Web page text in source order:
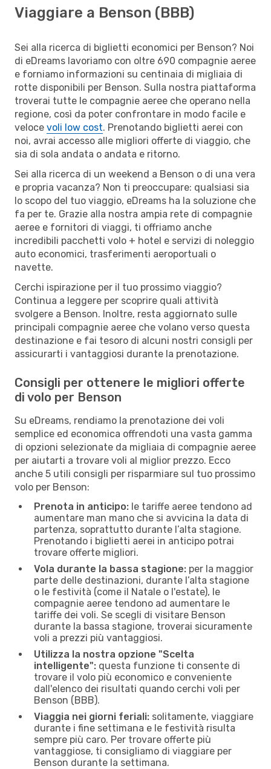
Viaggiare a Benson (BBB)
Sei alla ricerca di biglietti economici per Benson? Noi
di eDreams lavoriamo con oltre 690 compagnie aeree
e forniamo informazioni su centinaia di migliaia di
rotte disponibili per Benson. Sulla nostra piattaforma
troverai tutte le compagnie aeree che operano nella
regione, così da poter confrontare in modo facile e
veloce voli low cost. Prenotando biglietti aerei con
noi, avrai accesso alle migliori offerte di viaggio, che
sia di sola andata o andata e ritorno.
Sei alla ricerca di un weekend a Benson o di una vera
e propria vacanza? Non ti preoccupare: qualsiasi sia
lo scopo del tuo viaggio, eDreams ha la soluzione che
fa per te. Grazie alla nostra ampia rete di compagnie
aeree e fornitori di viaggi, ti offriamo anche
incredibili pacchetti volo + hotel e servizi di noleggio
auto economici, trasferimenti aeroportuali o
navette.
Cerchi ispirazione per il tuo prossimo viaggio?
Continua a leggere per scoprire quali attività
svolgere a Benson. Inoltre, resta aggiornato sulle
principali compagnie aeree che volano verso questa
destinazione e fai tesoro di alcuni nostri consigli per
assicurarti i vantaggiosi durante la prenotazione.
Consigli per ottenere le migliori offerte
di volo per Benson
Su eDreams, rendiamo la prenotazione dei voli
semplice ed economica offrendoti una vasta gamma
di opzioni selezionate da migliaia di compagnie aeree
per aiutarti a trovare voli al miglior prezzo. Ecco
anche 5 utili consigli per risparmiare sul tuo prossimo
volo per Benson:
Prenota in anticipo: le tariffe aeree tendono ad
aumentare man mano che si avvicina la data di
partenza, soprattutto durante l’alta stagione.
Prenotando i biglietti aerei in anticipo potrai
trovare offerte migliori.
Vola durante la bassa stagione: per la maggior
parte delle destinazioni, durante l’alta stagione
o le festività (come il Natale o l'estate), le
compagnie aeree tendono ad aumentare le
tariffe dei voli. Se scegli di visitare Benson
durante la bassa stagione, troverai sicuramente
voli a prezzi più vantaggiosi.
Utilizza la nostra opzione "Scelta
intelligente": questa funzione ti consente di
trovare il volo più economico e conveniente
dall'elenco dei risultati quando cerchi voli per
Benson (BBB).
Viaggia nei giorni feriali: solitamente, viaggiare
durante i fine settimana e le festività risulta
sempre più caro. Per trovare offerte più
vantaggiose, ti consigliamo di viaggiare per
Benson durante la settimana.